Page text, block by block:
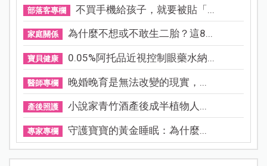
部落客專欄 不買手機給孩子，就要被貼「...
家庭關係 為什麼不想或不敢生二胎？這8...
寶貝健康 0.05%阿托品近視控制眼藥水納...
醫師專欄 晚婚晚育是無法改變的現實，...
產後照護 小說家青竹酒產後成半植物人...
專家專欄 守護寶寶的黃金睡眠：為什麼...